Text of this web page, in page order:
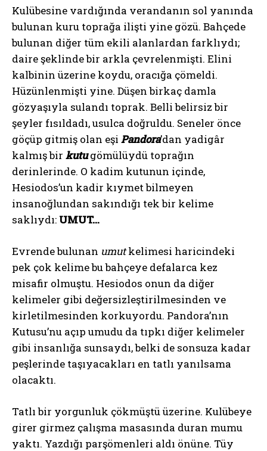
Kulübesine vardığında verandanın sol yanında
bulunan kuru toprağa ilişti yine gözü. Bahçede
bulunan diğer tüm ekili alanlardan farklıydı;
daire şeklinde bir arkla çevrelenmişti. Elini
kalbinin üzerine koydu, oracığa çömeldi.
Hüzünlenmişti yine. Düşen birkaç damla
gözyaşıyla sulandı toprak. Belli belirsiz bir
şeyler fısıldadı, usulca doğruldu. Seneler önce
göçüp gitmiş olan eşi Pandora’dan yadigâr
kalmış bir kutugömülüydü toprağın
derinlerinde. O kadim kutunun içinde,
Hesiodos’un kadir kıymet bilmeyen
insanoğlundan sakındığı tek bir kelime
saklıydı: UMUT…
Evrende bulunan umutkelimesi haricindeki
pek çok kelime bu bahçeye defalarca kez
misafir olmuştu. Hesiodos onun da diğer
kelimeler gibi değersizleştirilmesinden ve
kirletilmesinden korkuyordu. Pandora’nın
Kutusu’nu açıp umudu da tıpkı diğer kelimeler
gibi insanlığa sunsaydı, belki de sonsuza kadar
peşlerinde taşıyacakları en tatlı yanılsama
olacaktı.
Tatlı bir yorgunluk çökmüştü üzerine. Kulübeye
girer girmez çalışma masasında duran mumu
yaktı. Yazdığı parşömenleri aldı önüne. Tüy